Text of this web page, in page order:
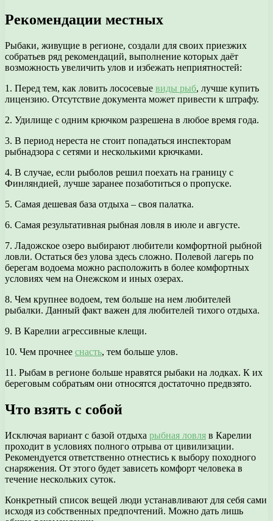
Рекомендации местных
Рыбаки, живущие в регионе, создали для своих приезжих
собратьев ряд рекомендаций, выполнение которых даёт
возможность увеличить улов и избежать неприятностей:
1. Перед тем, как ловить лососевые виды рыб, лучше купить
лицензию. Отсутствие документа может привести к штрафу.
2. Удилище с одним крючком разрешена в любое время года.
3. В период нереста не стоит попадаться инспекторам
рыбнадзора с сетями и несколькими крючками.
4. В случае, если рыболов решил поехать на границу с
Финляндией, лучше заранее позаботиться о пропуске.
5. Самая дешевая база отдыха – своя палатка.
6. Самая результативная рыбная ловля в июле и августе.
7. Ладожское озеро выбирают любители комфортной рыбной
ловли. Остаться без улова здесь сложно. Полевой лагерь по
берегам водоема можно расположить в более комфортных
условиях чем на Онежском и иных озерах.
8. Чем крупнее водоем, тем больше на нем любителей
рыбалки. Данный факт важен для любителей тихого отдыха.
9. В Карелии агрессивные клещи.
10. Чем прочнее снасть, тем больше улов.
11. Рыбам в регионе больше нравятся рыбаки на лодках. К их
береговым собратьям они относятся достаточно предвзято.
Что взять с собой
Исключая вариант с базой отдыха рыбная ловля в Карелии
проходит в условиях полного отрыва от цивилизации.
Рекомендуется ответственно отнестись к выбору походного
снаряжения. От этого будет зависеть комфорт человека в
течение нескольких суток.
Конкретный список вещей люди устанавливают для себя сами
исходя из собственных предпочтений. Можно дать лишь